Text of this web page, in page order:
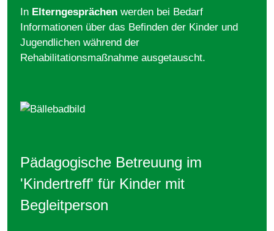
In Elterngesprächen werden bei Bedarf
Informationen über das Befinden der Kinder und
Jugendlichen während der
Rehabilitationsmaßnahme ausgetauscht.
Pädagogische Betreuung im
'Kindertreff' für Kinder mit
Begleitperson